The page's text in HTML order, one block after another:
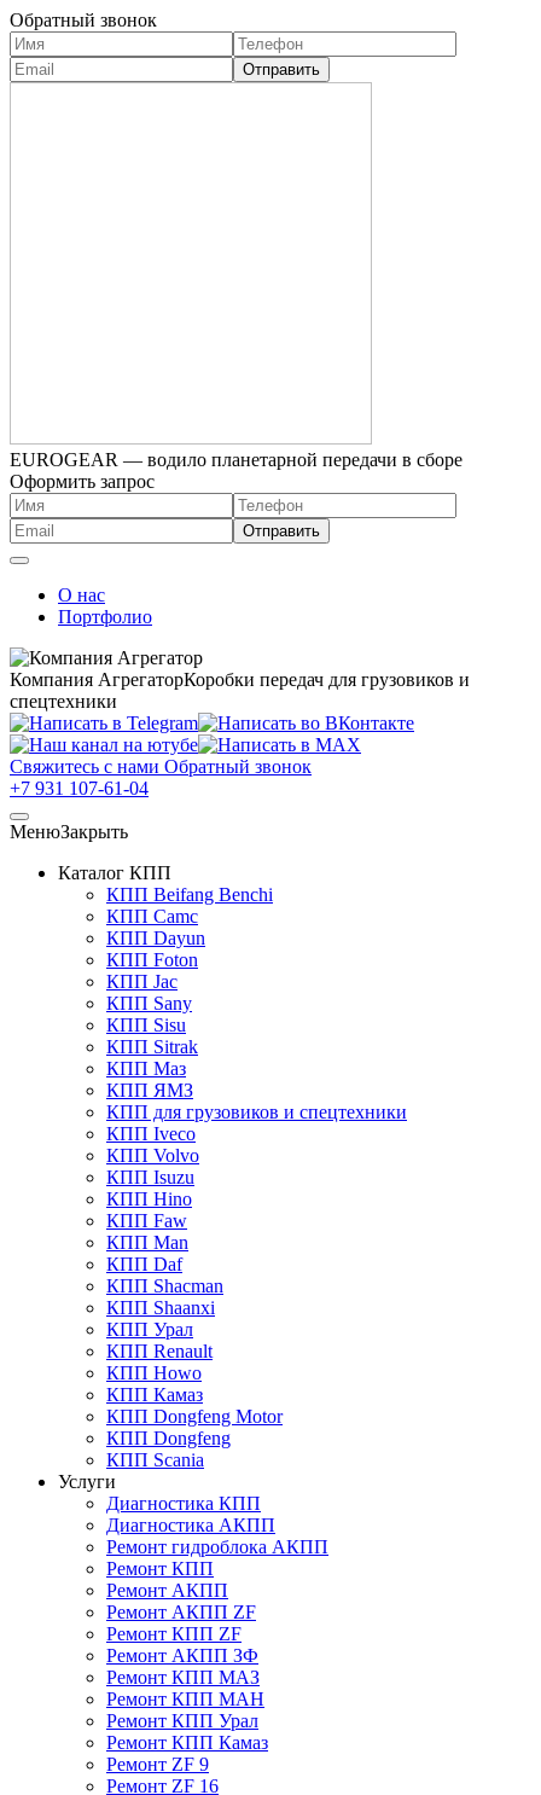
Обратный звонок
EUROGEAR — водило планетарной передачи в сборе
Оформить запрос
О нас
Портфолио
Компания АгрегаторКоробки передач для грузовиков и
спецтехники
Свяжитесь с нами Обратный звонок
+7 931 107-61-04
МенюЗакрыть
Каталог КПП
КПП Beifang Benchi
КПП Camc
КПП Dayun
КПП Foton
КПП Jac
КПП Sany
КПП Sisu
КПП Sitrak
КПП Маз
КПП ЯМЗ
КПП для грузовиков и спецтехники
КПП Iveco
КПП Volvo
КПП Isuzu
КПП Hino
КПП Faw
КПП Man
КПП Daf
КПП Shacman
КПП Shaanxi
КПП Урал
КПП Renault
КПП Howo
КПП Камаз
КПП Dongfeng Motor
КПП Dongfeng
КПП Scania
Услуги
Диагностика КПП
Диагностика АКПП
Ремонт гидроблока АКПП
Ремонт КПП
Ремонт АКПП
Ремонт АКПП ZF
Ремонт КПП ZF
Ремонт АКПП ЗФ
Ремонт КПП МАЗ
Ремонт КПП МАН
Ремонт КПП Урал
Ремонт КПП Камаз
Ремонт ZF 9
Ремонт ZF 16